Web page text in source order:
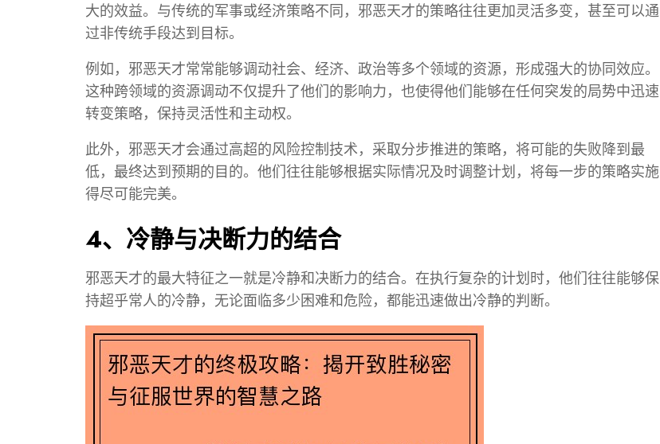
大的效益。与传统的军事或经济策略不同，邪恶天才的策略往往更加灵活多变，甚至可以通
过非传统手段达到目标。
例如，邪恶天才常常能够调动社会、经济、政治等多个领域的资源，形成强大的协同效应。
这种跨领域的资源调动不仅提升了他们的影响力，也使得他们能够在任何突发的局势中迅速
转变策略，保持灵活性和主动权。
此外，邪恶天才会通过高超的风险控制技术，采取分步推进的策略，将可能的失败降到最
低，最终达到预期的目的。他们往往能够根据实际情况及时调整计划，将每一步的策略实施
得尽可能完美。
4、冷静与决断力的结合
邪恶天才的最大特征之一就是冷静和决断力的结合。在执行复杂的计划时，他们往往能够保
持超乎常人的冷静，无论面临多少困难和危险，都能迅速做出冷静的判断。